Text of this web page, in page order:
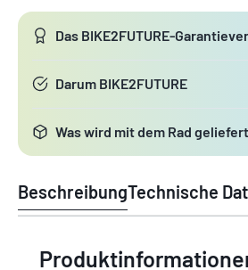
Das BIKE2FUTURE-
Darum BIKE2FUTURE
Was wird mit dem Rad geliefert
BeschreibungTechnische